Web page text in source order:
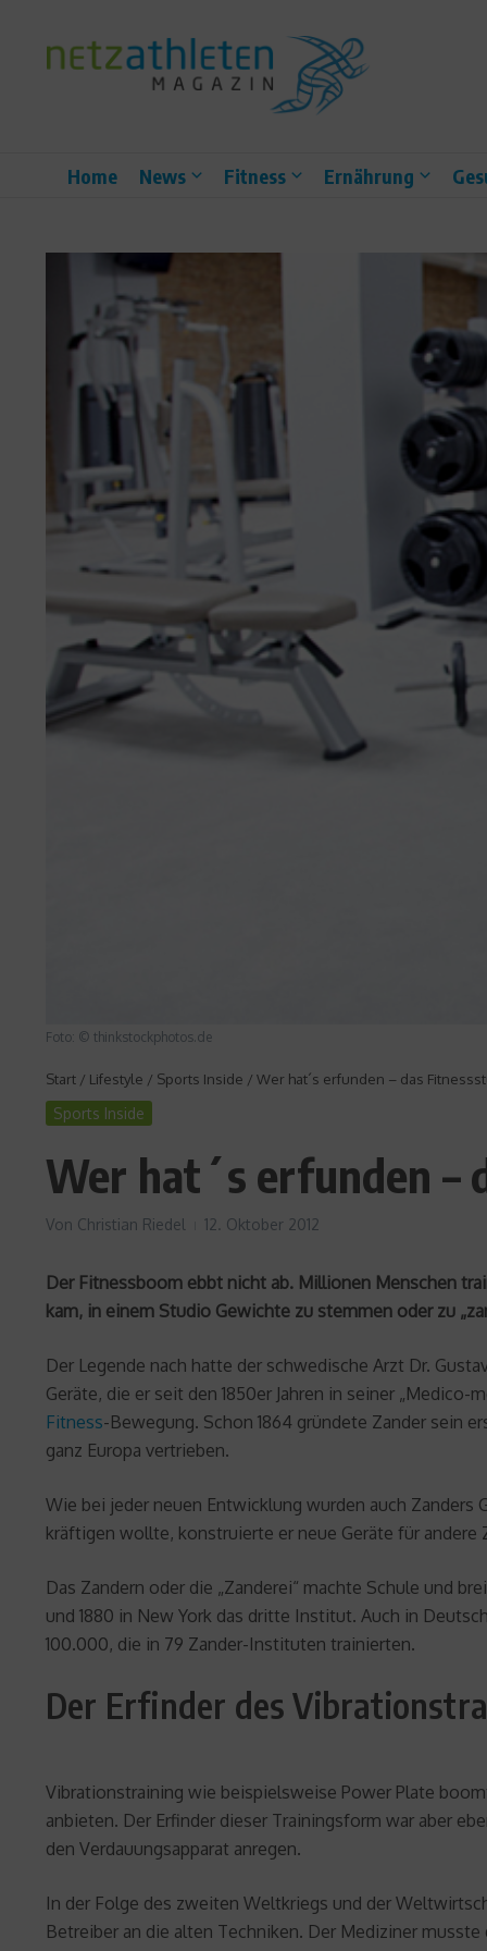
Home News Fitness Ernährung
Foto: © thinkstockphotos.de
Start / Lifestyle / Sports Inside / Wer hat´s erfunden – das
Sports Inside
Wer hat´s erfunden –
Von Christian Riedel 12. Oktober 2012
Der Fitnessboom ebbt nicht ab. Millionen Menschen
kam, in einem Studio Gewichte zu stemmen oder zu
Der Legende nach hatte der schwedische Arzt Dr.
Geräte, die er seit den 1850er Jahren in seiner „Medico-
Fitness-Bewegung. Schon 1864 gründete Zander sein
ganz Europa vertrieben.
Wie bei jeder neuen Entwicklung wurden auch
kräftigen wollte, konstruierte er neue Geräte für andere
Das Zandern oder die „Zanderei“ machte Schule und
und 1880 in New York das dritte Institut. Auch in
100.000, die in 79 Zander-Instituten trainierten.
Der Erfinder des
Vibrationstraining wie beispielsweise Power Plate
anbieten. Der Erfinder dieser Trainingsform war aber
den Verdauungsapparat anregen.
In der Folge des zweiten Weltkriegs und der
Betreiber an die alten Techniken. Der Mediziner